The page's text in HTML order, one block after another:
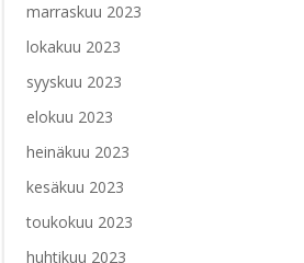
marraskuu 2023
lokakuu 2023
syyskuu 2023
elokuu 2023
heinäkuu 2023
kesäkuu 2023
toukokuu 2023
huhtikuu 2023